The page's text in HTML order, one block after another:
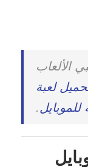
الألعاب
لعبة
.